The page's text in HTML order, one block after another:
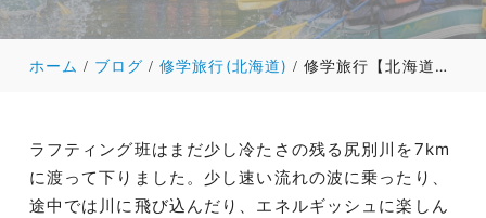
ホーム ブログ 修学旅行(北海道) 修学旅行【北海道】ラフティング体験
ラフティング班はまだ少し冷たさの残る尻別川を7km
に渡って下りました。少し速い流れの波に乗ったり、
途中では川に飛び込んだり、エネルギッシュに楽しん